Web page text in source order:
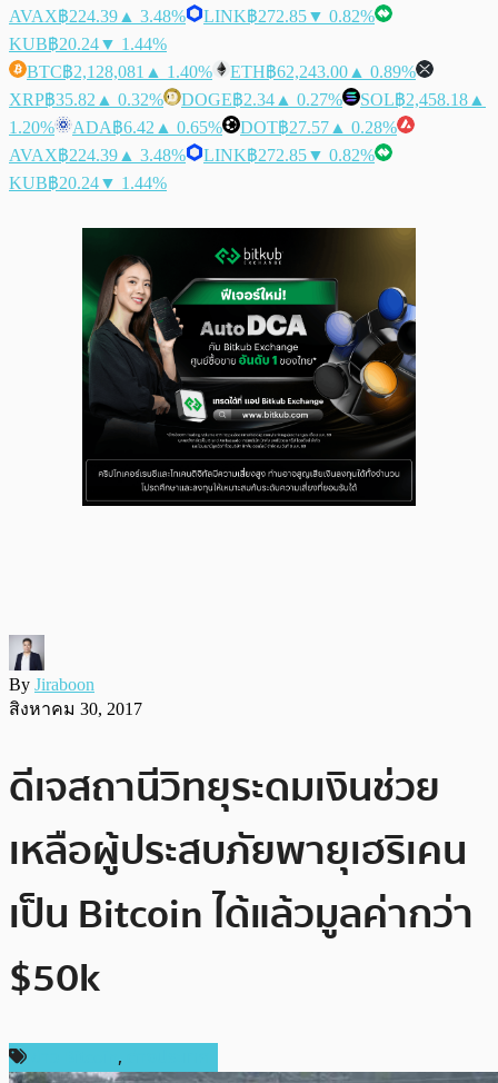
AVAX฿224.39 ▲ 3.48% LINK฿272.85▼ 0.82%
KUB฿20.24▼ 1.44%
BTC฿2,128,081 ▲ 1.40% ETH฿62,243.00 ▲ 0.89%
XRP฿35.82 ▲ 0.32% DOGE฿2.34 ▲ 0.27% SOL฿2,458.18 ▲
1.20%
ADA฿6.42 ▲ 0.65% DOT฿27.57 ▲ 0.28%
AVAX฿224.39 ▲ 3.48% LINK฿272.85▼ 0.82%
KUB฿20.24▼ 1.44%
By Jiraboon
สิงหาคม 30, 2017
ดีเจสถานีวิทยุระดมเงินช่วย
เหลือผู้ประสบภัยพายุเฮริเคน
เป็น Bitcoin ได้แล้วมูลค่ากว่า
$50k
,